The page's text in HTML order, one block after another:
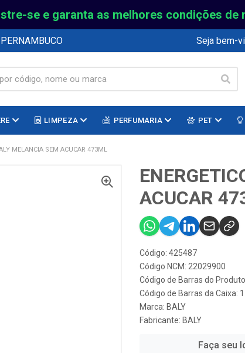
se e garanta as melhores condições de
Seja bem-
LIMPEZA PERFUMARIA PET
MELANCIA SEM ACUCAR 473ML
ACUCAR
Código: 425487
Código NCM: 22029900
Código de Barras do
Código de Barras da Caixa:
Marca: BALY
Fabricante: BALY
Faça seu